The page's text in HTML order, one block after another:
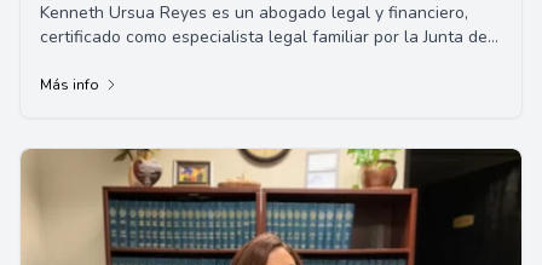
Kenneth Ursua Reyes es un abogado legal y financiero,
certificado como especialista legal familiar por la Junta de
Más info